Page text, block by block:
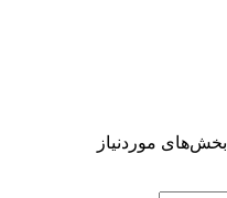
بخش‌های موردنیاز